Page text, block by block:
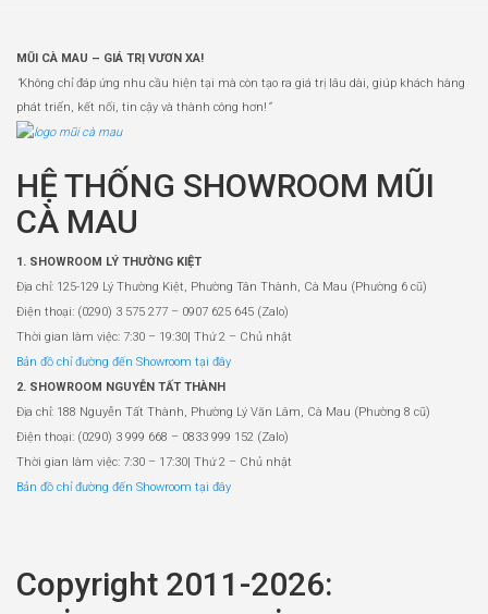
MŨI CÀ MAU – GIÁ TRỊ VƯƠN XA!
“Không chỉ đáp ứng nhu cầu hiện tại mà còn tạo ra giá trị lâu dài, giúp khách hàng
phát triển, kết nối, tin cậy và thành công hơn! ”
HỆ THỐNG SHOWROOM MŨI
CÀ MAU
1. SHOWROOM LÝ THƯỜNG KIỆT
Địa chỉ: 125-129 Lý Thường Kiệt, Phường Tân Thành, Cà Mau (Phường 6 cũ)
Điện thoại: (0290) 3 575 277 – 0907 625 645 (Zalo)
Thời gian làm việc: 7:30 – 19:30| Thứ 2 – Chủ nhật
Bản đồ chỉ đường đến Showroom tại đây
2. SHOWROOM NGUYỄN TẤT THÀNH
Địa chỉ: 188 Nguyễn Tất Thành, Phường Lý Văn Lâm, Cà Mau (Phường 8 cũ)
Điện thoại: (0290) 3 999 668 – 0833 999 152 (Zalo)
Thời gian làm việc: 7:30 – 17:30| Thứ 2 – Chủ nhật
Bản đồ chỉ đường đến Showroom tại đây
Copyright 2011-2026: